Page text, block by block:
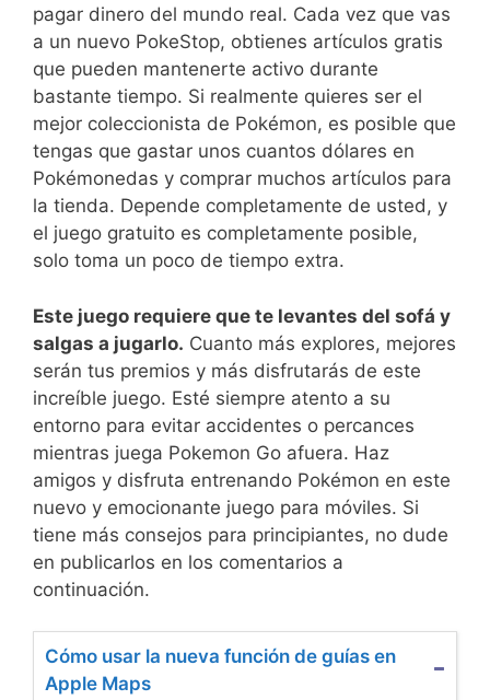
pagar dinero del mundo real. Cada vez que vas
a un nuevo PokeStop, obtienes artículos gratis
que pueden mantenerte activo durante
bastante tiempo. Si realmente quieres ser el
mejor coleccionista de Pokémon, es posible que
tengas que gastar unos cuantos dólares en
Pokémonedas y comprar muchos artículos para
la tienda. Depende completamente de usted, y
el juego gratuito es completamente posible,
solo toma un poco de tiempo extra.
Este juego requiere que te levantes del sofá y
salgas a jugarlo. Cuanto más explores, mejores
serán tus premios y más disfrutarás de este
increíble juego. Esté siempre atento a su
entorno para evitar accidentes o percances
mientras juega Pokemon Go afuera. Haz
amigos y disfruta entrenando Pokémon en este
nuevo y emocionante juego para móviles. Si
tiene más consejos para principiantes, no dude
en publicarlos en los comentarios a
continuación.
Cómo usar la nueva función de guías en
Apple Maps